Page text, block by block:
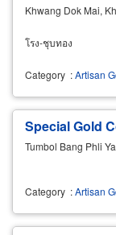
Khwang Dok Mai,
โรง-ชุบทอง
Category :Artisan
Special Gold
Tumbol Bang Phli
Category :Artisan